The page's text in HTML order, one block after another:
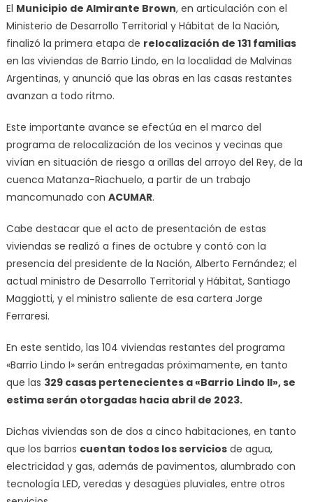
El Municipio de Almirante Brown, en articulación con el
Ministerio de Desarrollo Territorial y Hábitat de la Nación,
finalizó la primera etapa de relocalización de 131 familias
en las viviendas de Barrio Lindo, en la localidad de Malvinas
Argentinas, y anunció que las obras en las casas restantes
avanzan a todo ritmo.
Este importante avance se efectúa en el marco del
programa de relocalización de los vecinos y vecinas que
vivían en situación de riesgo a orillas del arroyo del Rey, de la
cuenca Matanza-Riachuelo, a partir de un trabajo
mancomunado con ACUMAR.
Cabe destacar que el acto de presentación de estas
viviendas se realizó a fines de octubre y contó con la
presencia del presidente de la Nación, Alberto Fernández; el
actual ministro de Desarrollo Territorial y Hábitat, Santiago
Maggiotti, y el ministro saliente de esa cartera Jorge
Ferraresi.
En este sentido, las 104 viviendas restantes del programa
«Barrio Lindo I» serán entregadas próximamente, en tanto
que las 329 casas pertenecientes a «Barrio Lindo II», se
estima serán otorgadas hacia abril de 2023.
Dichas viviendas son de dos a cinco habitaciones, en tanto
que los barrios cuentan todos los serviciosde agua,
electricidad y gas, además de pavimentos, alumbrado con
tecnología LED, veredas y desagües pluviales, entre otros